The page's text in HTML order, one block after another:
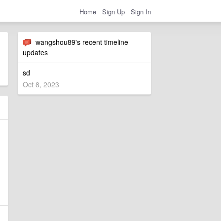
Home Sign Up Sign In
wangshou89's recent timeline
updates
sd
Oct 8, 2023